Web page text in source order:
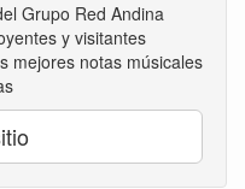
Grupo Red Andina
y visitantes
mejores notas músicales